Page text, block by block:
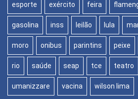
esporte exército feira
gasolina inss leilão lula
moro onibus parintins peixe
rio saúde seap tce teatro
umanizzare vacina wilson lima